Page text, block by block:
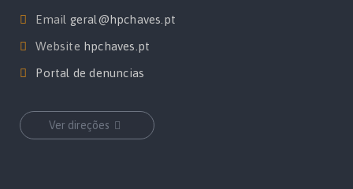
Email geral@hpchaves.pt
Website hpchaves.pt
Portal de denuncias
Ver direções